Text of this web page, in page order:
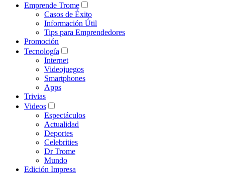
Emprende Trome
Casos de Éxito
Información Útil
Tips para Emprendedores
Promoción
Tecnología
Internet
Videojuegos
Smartphones
Apps
Trivias
Videos
Espectáculos
Actualidad
Deportes
Celebrities
Dr Trome
Mundo
Edición Impresa